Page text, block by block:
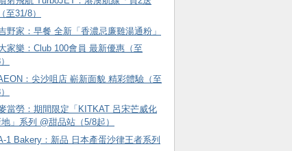
至31/8）
野家：早餐 全新「香濃忌廉雞湯通粉」
家樂：Club 100會員 最新優惠（至
：尖沙咀店 嶄新面貌 精彩體驗（至
當勞：期間限定「KITKAT 呂宋芒威化
」系列 @甜品站（5/8起）
1 Bakery：新品 日本產蛋沙律王者系列